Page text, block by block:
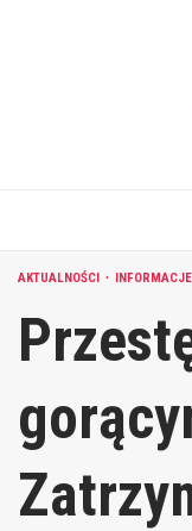
AKTUALNOŚCI INFORMACJE